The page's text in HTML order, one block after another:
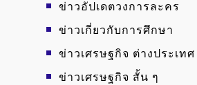
ข่าวอัปเดตวงการละคร
ข่าวเกี่ยวกับการศึกษา
ข่าวเศรษฐกิจ ต่างประเทศ
ข่าวเศรษฐกิจ สั้น ๆ